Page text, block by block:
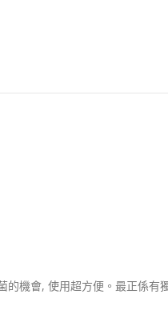
的機會, 使用超方便。最正係有